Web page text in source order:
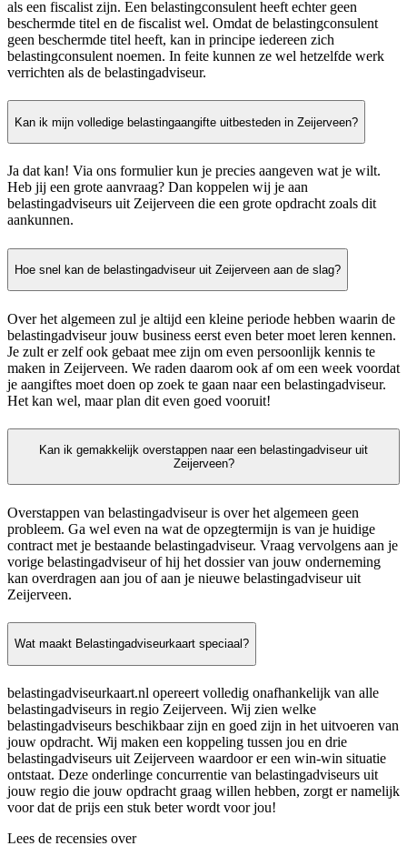
als een fiscalist zijn. Een belastingconsulent heeft echter geen
beschermde titel en de fiscalist wel. Omdat de belastingconsulent
geen beschermde titel heeft, kan in principe iedereen zich
belastingconsulent noemen. In feite kunnen ze wel hetzelfde werk
verrichten als de belastingadviseur.
Kan ik mijn volledige belastingaangifte uitbesteden in Zeijerveen?
Ja dat kan! Via ons formulier kun je precies aangeven wat je wilt.
Heb jij een grote aanvraag? Dan koppelen wij je aan
belastingadviseurs uit Zeijerveen die een grote opdracht zoals dit
aankunnen.
Hoe snel kan de belastingadviseur uit Zeijerveen aan de slag?
Over het algemeen zul je altijd een kleine periode hebben waarin de
belastingadviseur jouw business eerst even beter moet leren kennen.
Je zult er zelf ook gebaat mee zijn om even persoonlijk kennis te
maken in Zeijerveen. We raden daarom ook af om een week voordat
je aangiftes moet doen op zoek te gaan naar een belastingadviseur.
Het kan wel, maar plan dit even goed vooruit!
Kan ik gemakkelijk overstappen naar een belastingadviseur uit
Zeijerveen?
Overstappen van belastingadviseur is over het algemeen geen
probleem. Ga wel even na wat de opzegtermijn is van je huidige
contract met je bestaande belastingadviseur. Vraag vervolgens aan je
vorige belastingadviseur of hij het dossier van jouw onderneming
kan overdragen aan jou of aan je nieuwe belastingadviseur uit
Zeijerveen.
Wat maakt Belastingadviseurkaart speciaal?
belastingadviseurkaart.nl opereert volledig onafhankelijk van alle
belastingadviseurs in regio Zeijerveen. Wij zien welke
belastingadviseurs beschikbaar zijn en goed zijn in het uitvoeren van
jouw opdracht. Wij maken een koppeling tussen jou en drie
belastingadviseurs uit Zeijerveen waardoor er een win-win situatie
ontstaat. Deze onderlinge concurrentie van belastingadviseurs uit
jouw regio die jouw opdracht graag willen hebben, zorgt er namelijk
voor dat de prijs een stuk beter wordt voor jou!
Lees de recensies over